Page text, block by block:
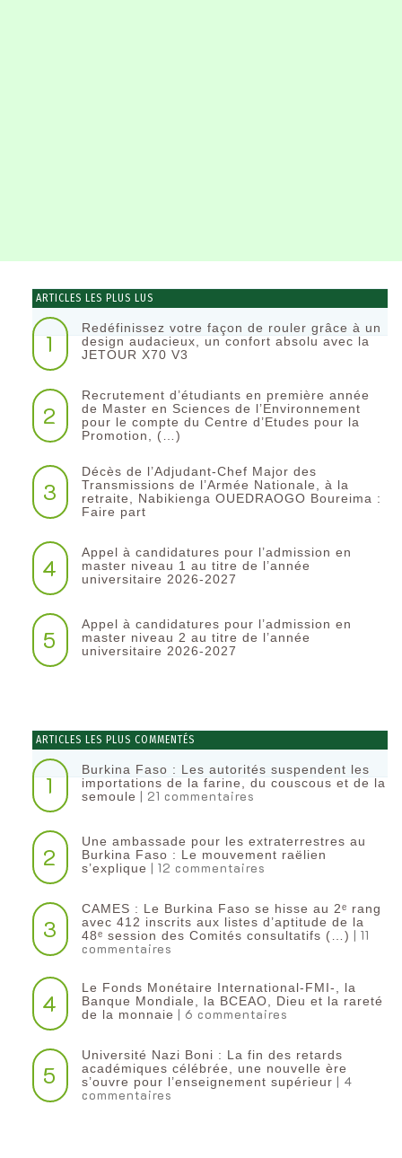
ARTICLES LES PLUS LUS
1
Redéfinissez votre façon de rouler grâce à un
design audacieux, un confort absolu avec la
JETOUR X70 V3
2
Recrutement d’étudiants en première année
de Master en Sciences de l’Environnement
pour le compte du Centre d’Etudes pour la
Promotion, (…)
3
Décès de l’Adjudant-Chef Major des
Transmissions de l’Armée Nationale, à la
retraite, Nabikienga OUEDRAOGO Boureima :
Faire part
4
Appel à candidatures pour l’admission en
master niveau 1 au titre de l’année
universitaire 2026-2027
5
Appel à candidatures pour l’admission en
master niveau 2 au titre de l’année
universitaire 2026-2027
ARTICLES LES PLUS COMMENTÉS
1
Burkina Faso : Les autorités suspendent les
importations de la farine, du couscous et de la
semoule | 21 commentaires
2
Une ambassade pour les extraterrestres au
Burkina Faso : Le mouvement raëlien
s’explique | 12 commentaires
3
CAMES : Le Burkina Faso se hisse au 2ᵉ rang
avec 412 inscrits aux listes d’aptitude de la
48ᵉ session des Comités consultatifs (…) | 11
commentaires
4
Le Fonds Monétaire International-FMI-, la
Banque Mondiale, la BCEAO, Dieu et la rareté
de la monnaie | 6 commentaires
5
Université Nazi Boni : La fin des retards
académiques célébrée, une nouvelle ère
s’ouvre pour l’enseignement supérieur | 4
commentaires